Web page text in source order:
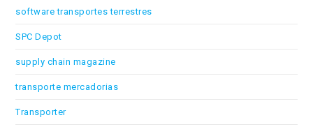
software transportes terrestres
SPC Depot
supply chain magazine
transporte mercadorias
Transporter